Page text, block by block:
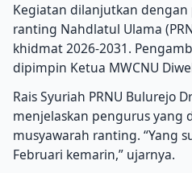
Kegiatan dilanjutkan
ranting Nahdlatul Ulama
khidmat 2026-2031.
dipimpin Ketua MWCNU
Rais Syuriah PRNU Bulurejo
menjelaskan pengurus yang
musyawarah ranting. “Yang
Februari kemarin,” ujarnya.